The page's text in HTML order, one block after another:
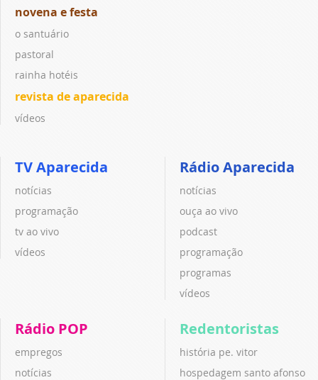
novena e festa
o santuário
pastoral
rainha hotéis
revista de aparecida
vídeos
TV Aparecida
notícias
programação
tv ao vivo
vídeos
Rádio Aparecida
notícias
ouça ao vivo
podcast
programação
programas
vídeos
Rádio POP
empregos
notícias
Redentoristas
história pe. vitor
hospedagem santo afonso